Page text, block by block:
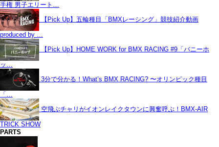
手権 男子エリート…
【Pick Up】五輪種目「BMXレーシング」競技紹介動画
produced by …
【Pick Up】HOME WORK for BMX RACING #9「バニーホ
ッ…
3分で分かる！What’s BMX RACING? 〜オリンピック種目
「…
空飛ぶチャリがイオンレイクタウンに興奮呼ぶ！BMX-AIR
TRICK SHOW
PARTS